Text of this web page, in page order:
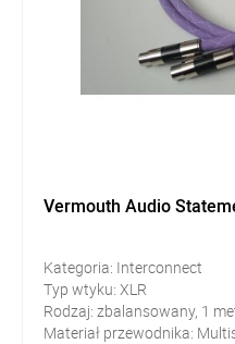
Vermouth Audio
Kategoria: Interconnect
Typ wtyku: XLR
Rodzaj: zbalansowany, 1
Materiał przewodnika: